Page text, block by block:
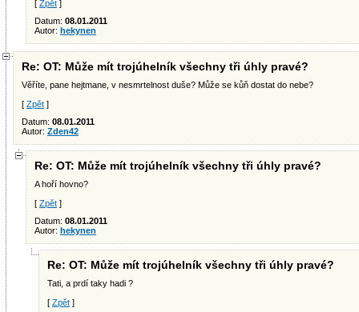
[ Zpět ]
Datum: 08.01.2011
Autor: hekynen
Re: OT: Může mít trojúhelník všechny tři úhly pravé?
Věříte, pane hejtmane, v nesmrtelnost duše? Může se kůň dostat do nebe?
[ Zpět ]
Datum: 08.01.2011
Autor: Zden42
Re: OT: Může mít trojúhelník všechny tři úhly pravé?
A hoří hovno?
[ Zpět ]
Datum: 08.01.2011
Autor: hekynen
Re: OT: Může mít trojúhelník všechny tři úhly pravé?
Tati, a prdí taky hadi ?
[ Zpět ]